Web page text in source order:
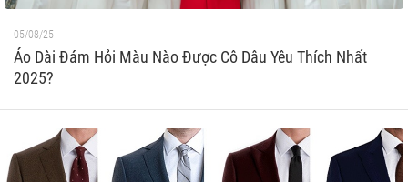
05/08/25
Áo Dài Đám Hỏi Màu Nào Được Cô Dâu Yêu Thích Nhất
2025?